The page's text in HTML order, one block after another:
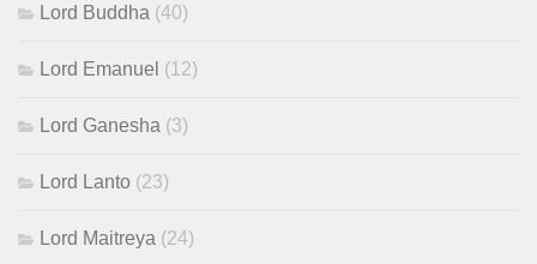
Lord Buddha (40)
Lord Emanuel (12)
Lord Ganesha (3)
Lord Lanto (23)
Lord Maitreya (24)